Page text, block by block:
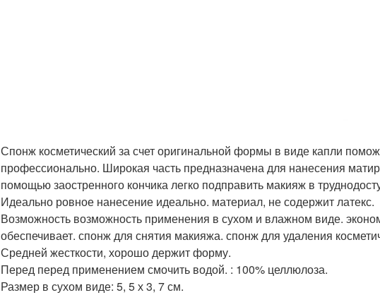
Спонж косметический за счет оригинальной формы в виде капли
профессионально. Широкая часть предназначена для нанесения
помощью заостренного кончика легко подправить макияж в
Идеально ровное нанесение идеально. материал, не содержит латекс.
Возможность возможность применения в сухом и влажном виде.
обеспечивает. спонж для снятия макияжа. спонж для удаления
Средней жесткости, хорошо держит форму.
Перед перед применением смочить водой. : 100% целлюлоза.
Размер в сухом виде: 5, 5 х 3, 7 см.